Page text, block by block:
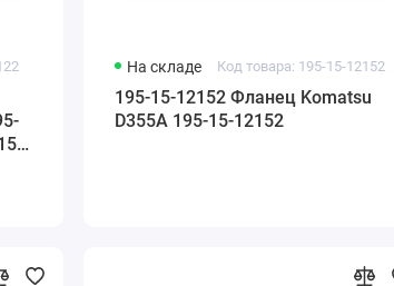
На складе Код товара: 195-15-12152
195-15-12152 Фланец Komatsu
D355A 195-15-12152